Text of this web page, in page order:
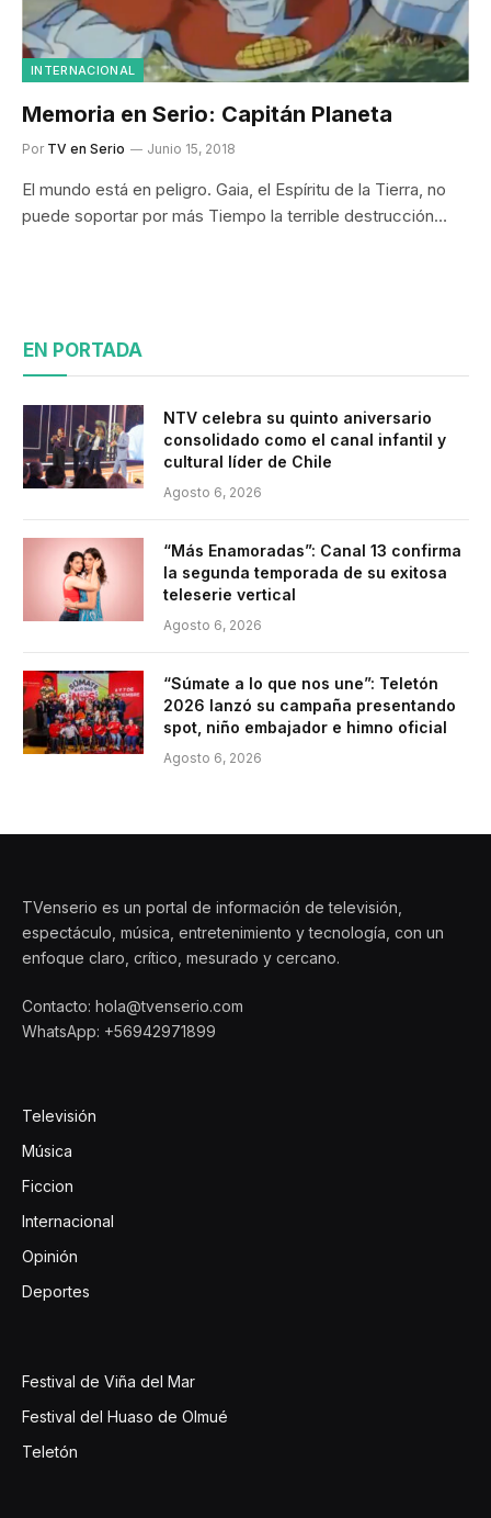
INTERNACIONAL
Memoria en Serio: Capitán Planeta
Por TV en Serio Junio 15, 2018
El mundo está en peligro. Gaia, el Espíritu de la Tierra, no
puede soportar por más Tiempo la terrible destrucción…
EN PORTADA
NTV celebra su quinto aniversario
consolidado como el canal infantil y
cultural líder de Chile
Agosto 6, 2026
“Más Enamoradas”: Canal 13 confirma
la segunda temporada de su exitosa
teleserie vertical
Agosto 6, 2026
“Súmate a lo que nos une”: Teletón
2026 lanzó su campaña presentando
spot, niño embajador e himno oficial
Agosto 6, 2026
TVenserio es un portal de información de televisión,
espectáculo, música, entretenimiento y tecnología, con un
enfoque claro, crítico, mesurado y cercano.
Contacto: hola@tvenserio.com
WhatsApp: +56942971899
Televisión
Música
Ficcion
Internacional
Opinión
Deportes
Festival de Viña del Mar
Festival del Huaso de Olmué
Teletón